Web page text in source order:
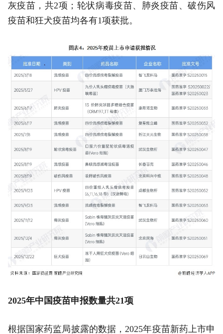
灰疫苗，共2项；轮状病毒疫苗、肺炎疫苗、破伤风
疫苗和狂犬疫苗均各有1项获批。
2025年中国疫苗申报数量共21项
根据国家药监局披露的数据，2025年疫苗新药上市申